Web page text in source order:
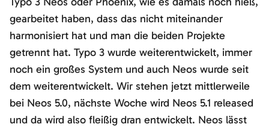
gearbeitet haben, dass das nicht miteinander
harmonisiert hat und man die beiden Projekte
getrennt hat. Typo 3 wurde weiterentwickelt, immer
noch ein großes System und auch Neos wurde seit
dem weiterentwickelt. Wir stehen jetzt mittlerweile
bei Neos 5.0, nächste Woche wird Neos 5.1 released
und da wird also fleißig dran entwickelt. Neos lässt